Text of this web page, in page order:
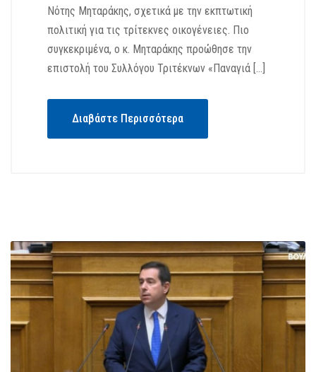
Νότης Μηταράκης, σχετικά με την εκπτωτική
πολιτική για τις τρίτεκνες οικογένειες. Πιο
συγκεκριμένα, ο κ. Μηταράκης προώθησε την
επιστολή του Συλλόγου Τριτέκνων «Παναγιά […]
Διαβάστε Περισσότερα